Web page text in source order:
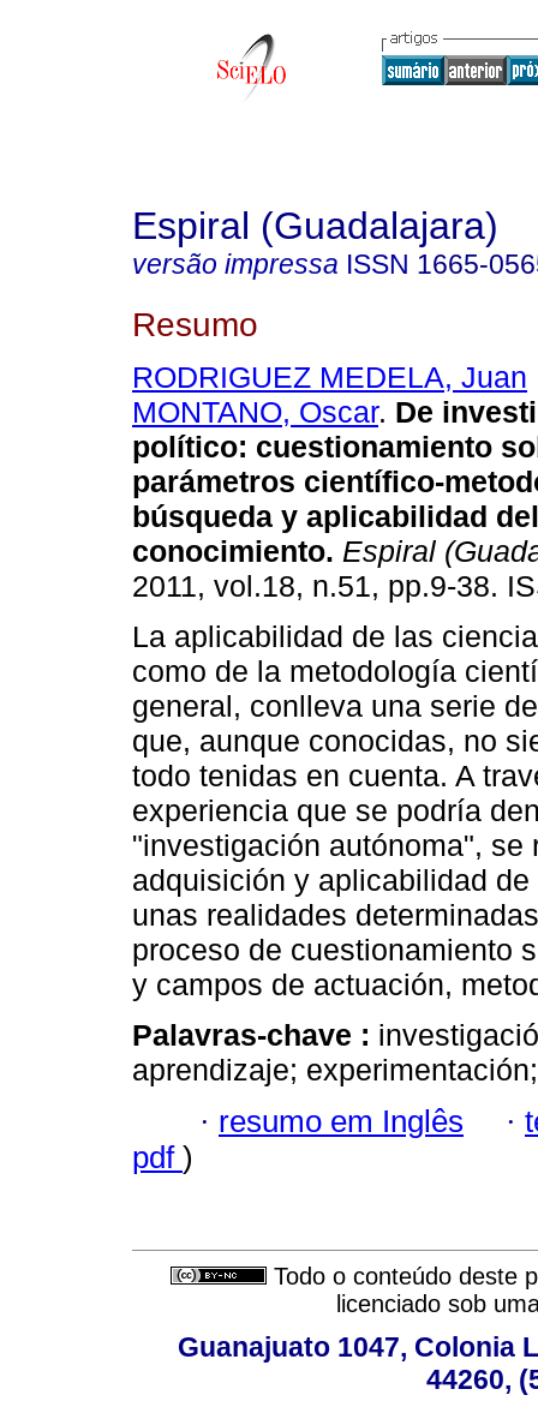
Espiral (Guadalajara)
versão impressa ISSN 1665-
Resumo
RODRIGUEZ MEDELA, Juan
MONTANO, Oscar. De
político: cuestionamiento
parámetros científico-
búsqueda y aplicabilidad del
conocimiento. Espiral
2011, vol.18, n.51, pp.9-38.
La aplicabilidad de las
como de la metodología
general, conlleva una serie
que, aunque conocidas, no
todo tenidas en cuenta. A
experiencia que se podría
"investigación autónoma",
adquisición y aplicabilidad
unas realidades
proceso de cuestionamiento
y campos de actuación,
Palavras-chave :
aprendizaje;
· resumo em Inglês ·
pdf )
Todo o conteúdo deste
licenciado sob
Guanajuato 1047, Colonia
44260,